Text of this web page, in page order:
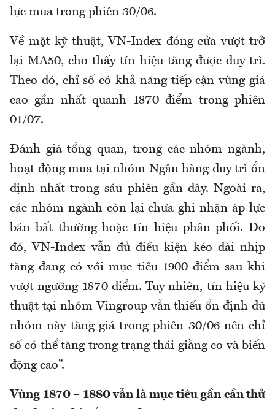
lực mua trong phiên 30/06.
Về mặt kỹ thuật, VN-Index đóng cửa vượt trở
lại MA50, cho thấy tín hiệu tăng được duy trì.
Theo đó, chỉ số có khả năng tiếp cận vùng giá
cao gần nhất quanh 1870 điểm trong phiên
01/07.
Đánh giá tổng quan, trong các nhóm ngành,
hoạt động mua tại nhóm Ngân hàng duy trì ổn
định nhất trong sáu phiên gần đây. Ngoài ra,
các nhóm ngành còn lại chưa ghi nhận áp lực
bán bất thường hoặc tín hiệu phân phối. Do
đó, VN-Index vẫn đủ điều kiện kéo dài nhịp
tăng đang có với mục tiêu 1900 điểm sau khi
vượt ngưỡng 1870 điểm. Tuy nhiên, tín hiệu kỹ
thuật tại nhóm Vingroup vẫn thiếu ổn định dù
nhóm này tăng giá trong phiên 30/06 nên chỉ
số có thể tăng trong trạng thái giằng co và biến
động cao”.
Vùng 1870 – 1880 vẫn là mục tiêu gần cần thử